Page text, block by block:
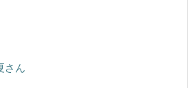
さん